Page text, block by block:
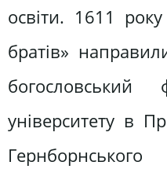
освіти. 1611
братів»
богословський
університету в